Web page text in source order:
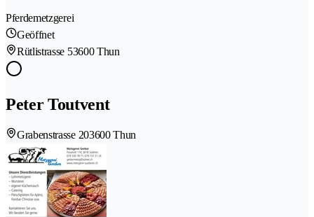
Pferdemetzgerei
Geöffnet
Rütlistrasse 53600 Thun
Peter Toutvent
Grabenstrasse 203600 Thun